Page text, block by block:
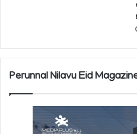
Perunnal Nilavu Eid